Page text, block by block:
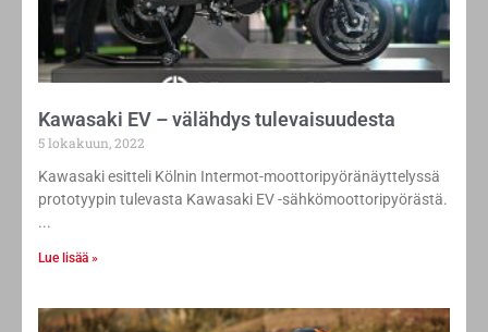
Kawasaki EV – välähdys tulevaisuudesta
5 lokakuun, 2022
Kawasaki esitteli Kölnin Intermot-moottoripyöränäyttelyssä
prototyypin tulevasta Kawasaki EV -sähkömoottoripyörästä.
Lue lisää »